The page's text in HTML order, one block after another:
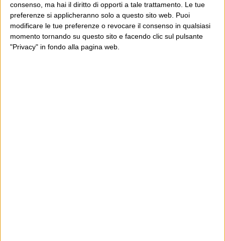
consenso, ma hai il diritto di opporti a tale trattamento. Le tue
preferenze si applicheranno solo a questo sito web. Puoi
modificare le tue preferenze o revocare il consenso in qualsiasi
momento tornando su questo sito e facendo clic sul pulsante
"Privacy" in fondo alla pagina web.
“Il Dio dell’Antico Testamento era
un mostro”
POST SUCCESSIVO
links for 2009-10-02